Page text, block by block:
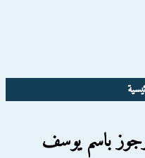
باسم يوسف